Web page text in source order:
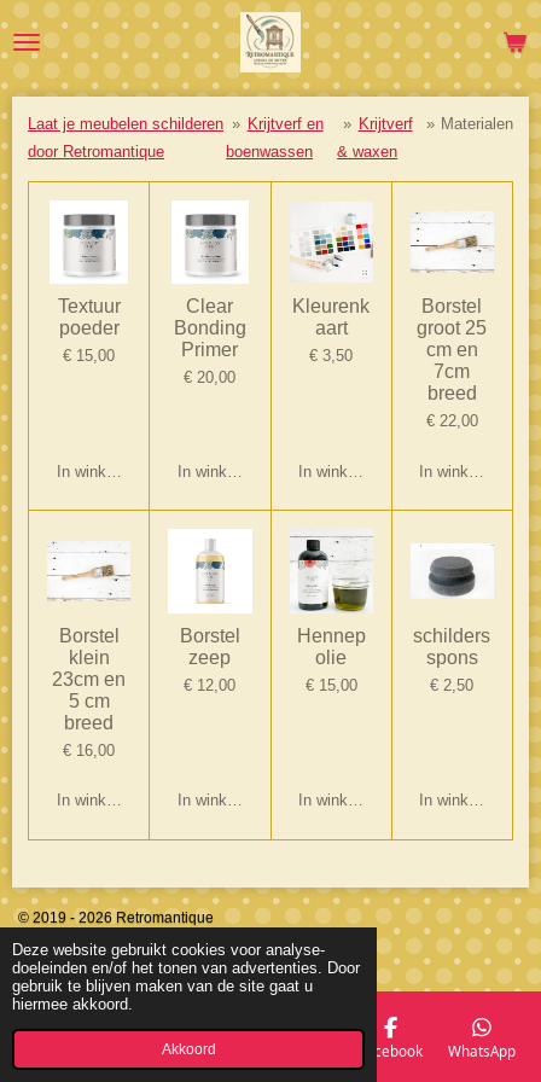
Deze website gebruikt cookies voor analyse-
doeleinden en/of het tonen van advertenties. Door
gebruik te blijven maken van de site gaat u
hiermee akkoord.
Akkoord
direct
naar
hoofdinhoud
Laat je meubelen schilderen
door Retromantique
» Krijtverf en
boenwassen
» Krijtverf
& waxen
» Materialen
Textuur
poeder
€ 15,00
In winkelwagen
Clear
Bonding
Primer
€ 20,00
In winkelwagen
Kleurenk
aart
€ 3,50
In winkelwagen
Borstel
groot 25
cm en
7cm
breed
€ 22,00
In winkelwagen
Borstel
klein
23cm en
5 cm
breed
€ 16,00
In winkelwagen
Borstel
zeep
€ 12,00
In winkelwagen
Hennep
olie
€ 15,00
In winkelwagen
schilders
spons
€ 2,50
In winkelwagen
© 2019 - 2026 Retromantique
Powered by JouwWeb
Telefoonnummer Facebook WhatsApp